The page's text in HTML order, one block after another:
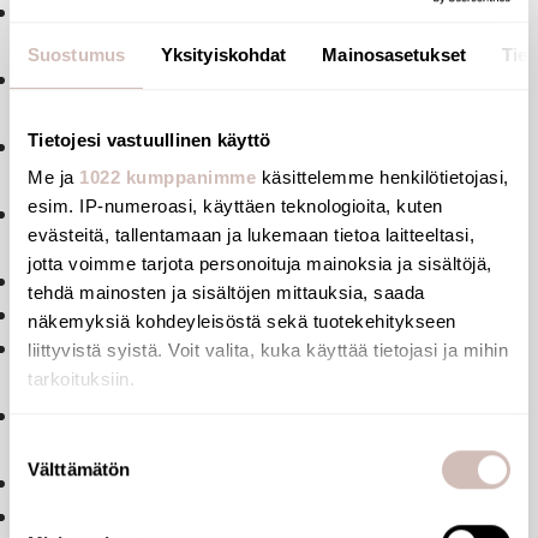
Suostumus Yksityiskohdat Mainosasetukset
Tietojesi vastuullinen käyttö
Me ja 1022 kumppanimme käsittelemme henkilötietojasi,
esim. IP-numeroasi, käyttäen teknologioita, kuten
evästeitä, tallentamaan ja lukemaan tietoa laitteeltasi,
jotta voimme tarjota personoituja mainoksia ja sisältöjä,
tehdä mainosten ja sisältöjen mittauksia, saada
näkemyksiä kohdeyleisöstä sekä tuotekehitykseen
liittyvistä syistä. Voit valita, kuka käyttää tietojasi ja mihin
tarkoituksiin.
Kerätä tietoja maantieteellisestä sijainnistasi,
Tunnistaa laitteesi skannaamalla sen ominaispiirteitä
valinta
Välttämätön
Soveltuu intensiiviseen käyttöön julkisissa tiloissa ja
terveydenhuollossa.
Yhtenäinen, huokoseton pinta – helppo puhdistaa ja
hygieeninen.
Kestää kemikaaleja (esim. Betadine®) ja
puhdistusaineita.
UV-suojattu.
Lämmin koskettaa.
Bakteriostaattinen rakenne Ø 32 mm:n
ruostumattomasta 304-teräksestä.
Säädettävät ruuvijalat takaavat vaakasuoran asennon.